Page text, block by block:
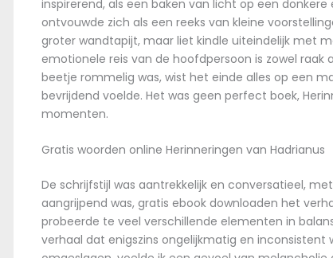
inspirerend, als een baken van licht op een
ontvouwde zich als een reeks van kleine
groter wandtapijt, maar liet kindle uiteindelijk met
emotionele reis van de hoofdpersoon is zowel raak
beetje rommelig was, wist het einde alles op een
bevrijdend voelde. Het was geen perfect boek,
momenten.
Gratis woorden online Herinneringen van Hadrianus
De schrijfstijl was aantrekkelijk en conversatieel,
aangrijpend was, gratis ebook downloaden het
probeerde te veel verschillende elementen in
verhaal dat enigszins ongelijkmatig en inconsistent